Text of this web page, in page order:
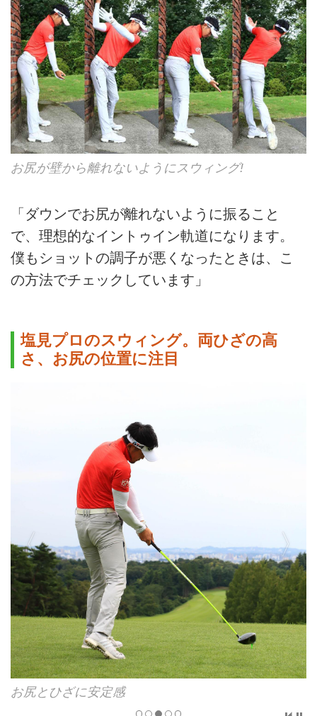
お尻が壁から離れないようにスウィング!
「ダウンでお尻が離れないように振ること
で、理想的なイントゥイン軌道になります。
僕もショットの調子が悪くなったときは、こ
の方法でチェックしています」
塩見プロのスウィング。両ひざの高
さ、お尻の位置に注目
お尻とひざに安定感